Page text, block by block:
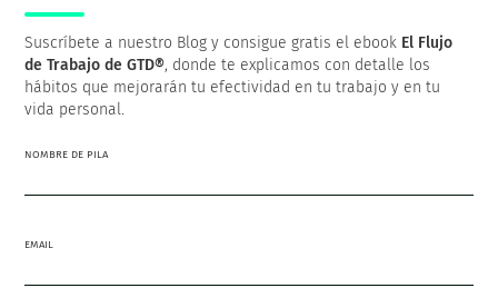
SUSCRÍBETE AL BLOG
Más populares
Suscríbete a nuestro Blog y consigue gratis el ebook El Flujo
de Trabajo de GTD®, donde te explicamos con detalle los
hábitos que mejorarán tu efectividad en tu trabajo y en tu
vida personal.
NOMBRE DE PILA
EMAIL